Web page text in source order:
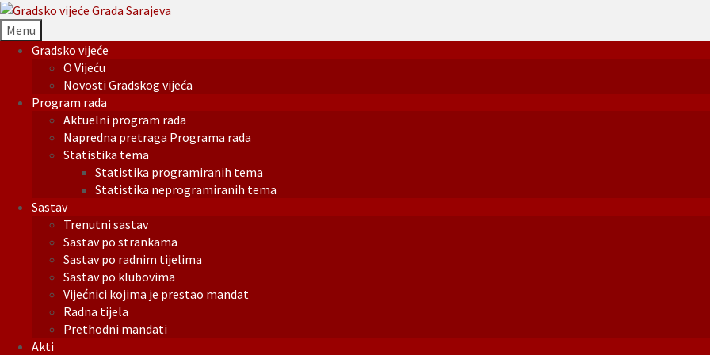
Menu
Gradsko vijeće
O Vijeću
Novosti Gradskog vijeća
Program rada
Aktuelni program rada
Napredna pretraga Programa rada
Statistika tema
Statistika programiranih tema
Statistika neprogramiranih tema
Sastav
Trenutni sastav
Sastav po strankama
Sastav po radnim tijelima
Sastav po klubovima
Vijećnici kojima je prestao mandat
Radna tijela
Prethodni mandati
Akti